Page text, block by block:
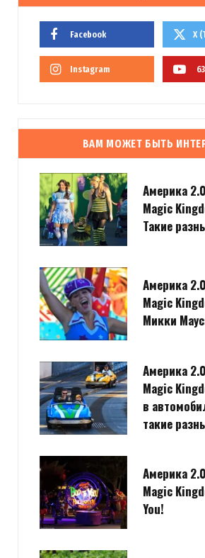
Facebook X
Instagram
ВАМ МОЖЕТ БЫТЬ
Америка
Magic
Такие
Америка
Magic
Микки
Америка
Magic
в
такие
Америка
Magic
You!